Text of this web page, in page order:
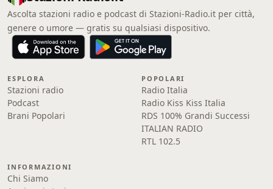
Ascolta stazioni radio e podcast di Stazioni-Radio.it per città,
genere o umore — gratis su qualsiasi dispositivo.
ESPLORA
Stazioni radio
Podcast
Brani Popolari
POPOLARI
Radio Italia
Radio Kiss Kiss Italia
RDS 100% Grandi Successi
ITALIAN RADIO
RTL 102.5
INFORMAZIONI
Chi Siamo